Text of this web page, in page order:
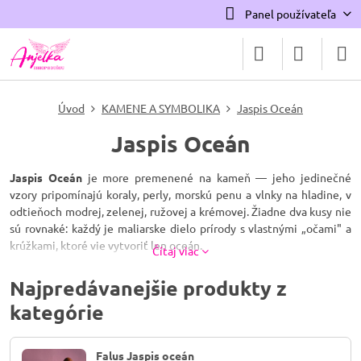
Panel používateľa
Úvod KAMENE A SYMBOLIKA Jaspis Oceán
Jaspis Oceán
Jaspis Oceánje more premenené na kameň — jeho jedinečné
vzory pripomínajú koraly, perly, morskú penu a vlnky na hladine, v
odtieňoch modrej, zelenej, ružovej a krémovej. Žiadne dva kusy nie
sú rovnaké: každý je maliarske dielo prírody s vlastnými „očami" a
krúžkami, ktoré vie vytvoriť len oceán.
výlučne na jedinom odľahlom pobreží Madagaskaru — na ložiskách
prístupných len z mora a len za odlivu. More tento kameň doslova
vydáva, iba keď samo ustúpi. Pôvodné náleziská sú navyše už z
veľkej časti vyťažené, takže každý kus je vzácnosť, ktorej bude len
Čítaj viac
Najpredávanejšie produkty z
kategórie
Falus Jaspis oceán